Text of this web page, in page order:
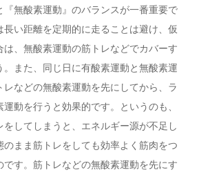
『無酸素運動』のバランスが一番重要で
い距離を定期的に走ることは避け、仮
は、無酸素運動の筋トレなどでカバーす
。また、同じ日に有酸素運動と無酸素運
などの無酸素運動を先にしてから、ラ
動を行うと効果的です。というのも、
をしてしまうと、エネルギー源が不足し
のまま筋トレをしても効率よく筋肉をつ
です。筋トレなどの無酸素運動を先にす